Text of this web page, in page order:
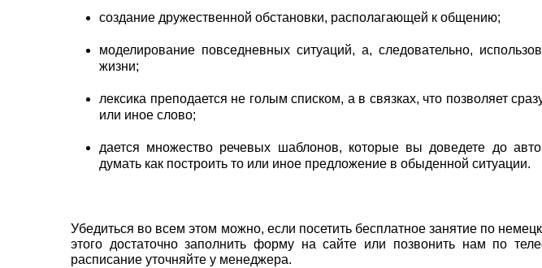
создание дружественной обстановки, располагающей к общению;
моделирование повседневных ситуаций, а, следовательно,
жизни;
лексика преподается не голым списком, а в связках, что позволяет
или иное слово;
дается множество речевых шаблонов, которые вы доведете до
думать как построить то или иное предложение в обыденной ситуации.
Убедиться во всем этом можно, если посетить бесплатное занятие по
этого достаточно заполнить форму на сайте или позвонить нам по
расписание уточняйте у менеджера.